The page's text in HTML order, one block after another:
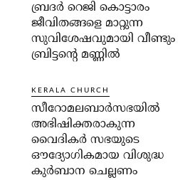
ബ്രദർ റെജി കൊട്ടാരം
ജീവിതങ്ങളെ മാറ്റുന്ന
സുവിശേഷവുമായി വീണ്ടും
ബ്രിട്ടന്റെ മണ്ണിൽ
KERALA CHURCH
സീറോമലബാർസഭയിൽ
അഭിഷിക്തരാകുന്ന
വൈദികർ സഭയുടെ
ഔദ്യോഗികമായ വിശുദ്ധ
കുർബാന ചെല്ലണം